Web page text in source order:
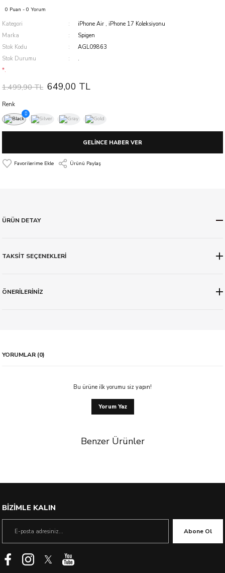
0 Puan - 0 Yorum
Kategori iPhone Air , iPhone 17 Koleksiyonu
Marka
Spigen
Stok Kodu
AGL09863
Stok Durumu
.
*.
1.499,90 TL 649,00 TL
Renk
GELİNCE HABER VER
Ürünü Paylaş
ÜRÜN DETAY
TAKSİT SEÇENEKLERİ
ÖNERİLERİNİZ
YORUMLAR (0)
Bu ürüne ilk yorumu siz yapın!
Yorum Yaz
Benzer Ürünler
BİZİMLE KALIN
Abone Ol